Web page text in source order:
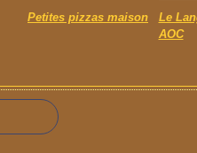
Petites pizzas maison
Le
AOC